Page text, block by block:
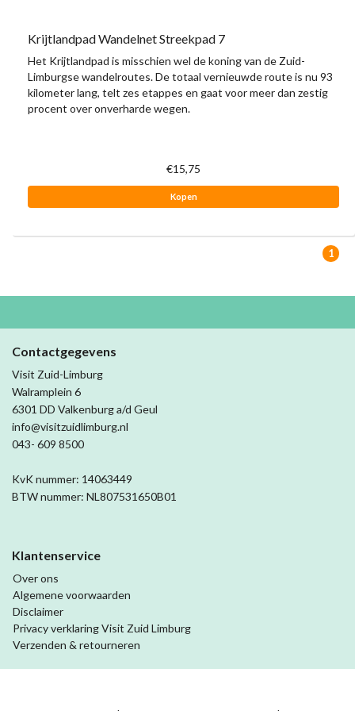
Krijtlandpad Wandelnet Streekpad 7
Het Krijtlandpad is misschien wel de koning van de Zuid-
Limburgse wandelroutes. De totaal vernieuwde route is nu 93
kilometer lang, telt zes etappes en gaat voor meer dan zestig
procent over onverharde wegen.
€15,75
Kopen
1
Contactgegevens
Visit Zuid-Limburg
Walramplein 6
6301 DD Valkenburg a/d Geul
info@visitzuidlimburg.nl
043- 609 8500
KvK nummer: 14063449
BTW nummer: NL807531650B01
Klantenservice
Over ons
Algemene voorwaarden
Disclaimer
Privacy verklaring Visit Zuid Limburg
Verzenden & retourneren